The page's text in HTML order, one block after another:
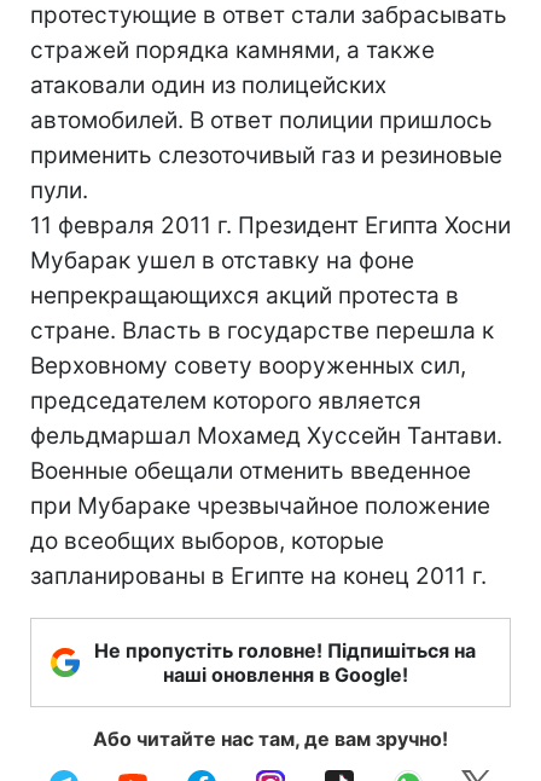
протестующие в ответ стали забрасывать
стражей порядка камнями, а также
атаковали один из полицейских
автомобилей. В ответ полиции пришлось
применить слезоточивый газ и резиновые
пули.
11 февраля 2011 г. Президент Египта Хосни
Мубарак ушел в отставку на фоне
непрекращающихся акций протеста в
стране. Власть в государстве перешла к
Верховному совету вооруженных сил,
председателем которого является
фельдмаршал Мохамед Хуссейн Тантави.
Военные обещали отменить введенное
при Мубараке чрезвычайное положение
до всеобщих выборов, которые
запланированы в Египте на конец 2011 г.
Не пропустіть головне! Підпишіться на
наші оновлення в Google!
Або читайте нас там, де вам зручно!